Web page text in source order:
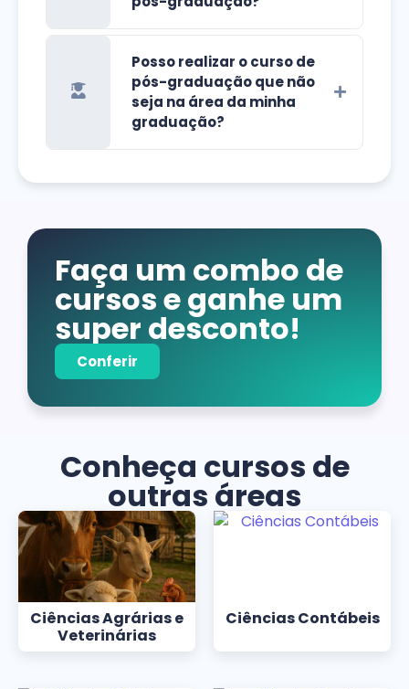
Posso realizar o curso de
pós-graduação que não
seja na área da minha
graduação?
Faça um combo de
cursos e ganhe um
super desconto!
Conferir
Conheça cursos de
outras áreas
Ciências Agrárias e
Veterinárias
Ciências Contábeis